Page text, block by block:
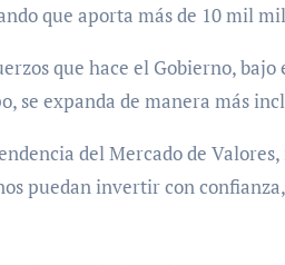
que aporta más de 10 mil
que hace el Gobierno,
se expanda de manera más
del Mercado de
puedan invertir con